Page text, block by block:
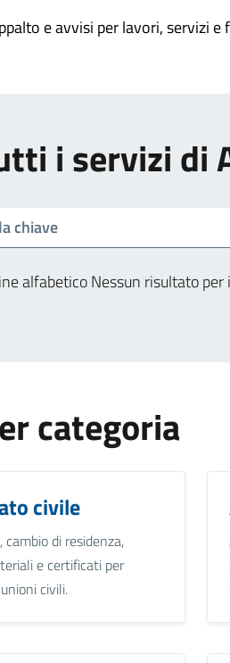
e avvisi per lavori, servizi
i servizi di
alfabeticoNessun risultato
categoria
civile
di residenza,
e certificati per
civili.